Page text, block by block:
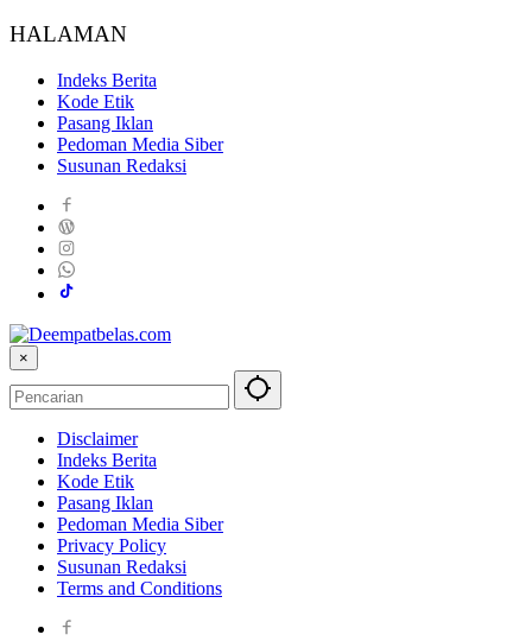
HALAMAN
Indeks Berita
Kode Etik
Pasang Iklan
Pedoman Media Siber
Susunan Redaksi
×
Disclaimer
Indeks Berita
Kode Etik
Pasang Iklan
Pedoman Media Siber
Privacy Policy
Susunan Redaksi
Terms and Conditions